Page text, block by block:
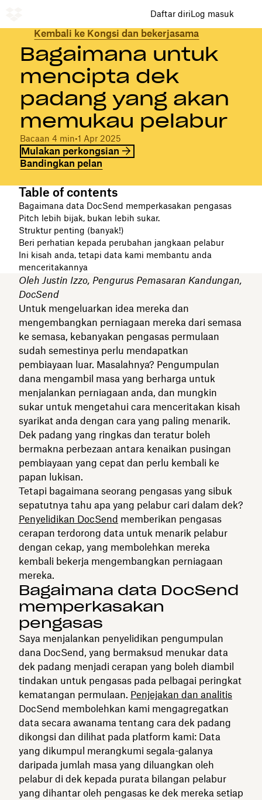
Daftar diriLog masuk
Kembali ke Kongsi dan bekerjasama
Bagaimana untuk
mencipta dek
padang yang akan
memukau pelabur
Bacaan 4 min•1 Apr 2025
Mulakan perkongsian
Bandingkan pelan
Table of contents
Bagaimana data DocSend memperkasakan pengasas
Pitch lebih bijak, bukan lebih sukar.
Struktur penting (banyak!)
Beri perhatian kepada perubahan jangkaan pelabur
Ini kisah anda, tetapi data kami membantu anda
menceritakannya
Oleh Justin Izzo, Pengurus Pemasaran Kandungan,
DocSend
Untuk mengeluarkan idea mereka dan
mengembangkan perniagaan mereka dari semasa
ke semasa, kebanyakan pengasas permulaan
sudah semestinya perlu mendapatkan
pembiayaan luar. Masalahnya? Pengumpulan
dana mengambil masa yang berharga untuk
menjalankan perniagaan anda, dan mungkin
sukar untuk mengetahui cara menceritakan kisah
syarikat anda dengan cara yang paling menarik.
Dek padang yang ringkas dan teratur boleh
bermakna perbezaan antara kenaikan pusingan
pembiayaan yang cepat dan perlu kembali ke
papan lukisan.
Tetapi bagaimana seorang pengasas yang sibuk
sepatutnya tahu apa yang pelabur cari dalam dek?
Penyelidikan DocSend memberikan pengasas
cerapan terdorong data untuk menarik pelabur
dengan cekap, yang membolehkan mereka
kembali bekerja mengembangkan perniagaan
mereka.
Bagaimana data DocSend
memperkasakan
pengasas
Saya menjalankan penyelidikan pengumpulan
dana DocSend, yang bermaksud menukar data
dek padang menjadi cerapan yang boleh diambil
tindakan untuk pengasas pada pelbagai peringkat
kematangan permulaan. Penjejakan dan analitis
DocSend membolehkan kami mengagregatkan
data secara awanama tentang cara dek padang
dikongsi dan dilihat pada platform kami: Data
yang dikumpul merangkumi segala-galanya
daripada jumlah masa yang diluangkan oleh
pelabur di dek kepada purata bilangan pelabur
yang dihantar oleh pengasas ke dek mereka setiap